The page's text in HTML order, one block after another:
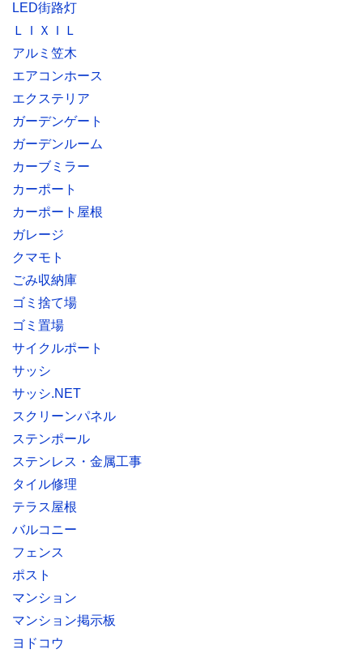
LED街路灯
ＬＩＸＩＬ
アルミ笠木
エアコンホース
エクステリア
ガーデンゲート
ガーデンルーム
カーブミラー
カーポート
カーポート屋根
ガレージ
クマモト
ごみ収納庫
ゴミ捨て場
ゴミ置場
サイクルポート
サッシ
サッシ.NET
スクリーンパネル
ステンポール
ステンレス・金属工事
タイル修理
テラス屋根
バルコニー
フェンス
ポスト
マンション
マンション掲示板
ヨドコウ